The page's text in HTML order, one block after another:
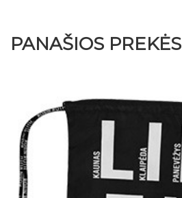
PANAŠIOS PREKĖS